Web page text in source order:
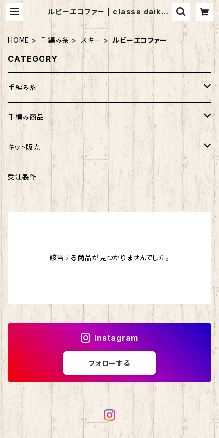
ルビーエコファー | classe daikan
yama (クラッセ代官山）
HOME 手編み糸 スキー ルビーエコファー
CATEGORY
手編み糸
アンゴラホイップ
つややかコットン
ウォッシュコットン
リッチモア
シルクフィリーノ
シェヘラザード
カシミヤ
カシミヤグレイス
マジックダイアモンド
isager （イサガー）
シルクモヘア
野呂英作
手編み商品
マフラー
ストール
帽子
キット販売
バッグ
帽子
受注製作
該当する商品が見つかりませんでした。
Instagram
フォローする